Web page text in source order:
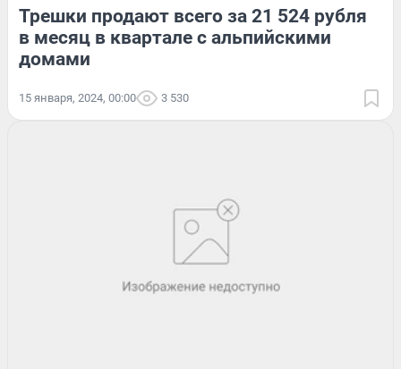
Трешки продают всего за 21 524 рубля
в месяц в квартале с альпийскими
домами
15 января, 2024, 00:00 3 530